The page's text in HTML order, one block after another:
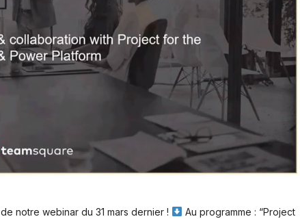
notre webinar du 31 mars dernier !
Au programme : “Project